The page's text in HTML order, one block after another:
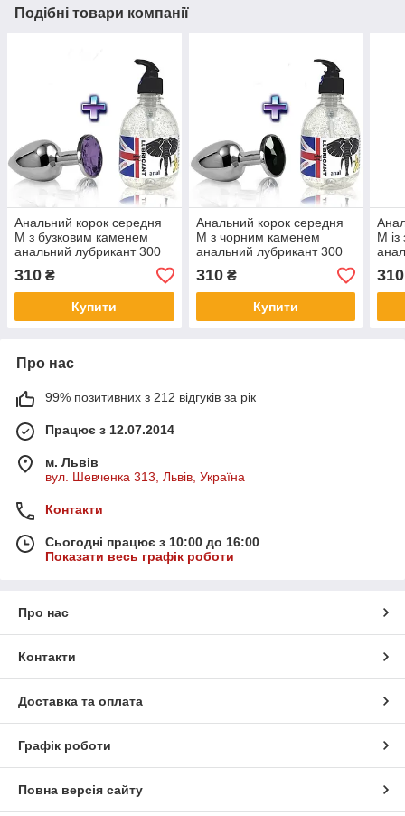
Подібні товари компанії
Анальний корок середня
M з бузковим каменем
анальний лубрикант 300
310 ₴
Купити
Анальний корок середня
M з чорним каменем
анальний лубрикант 300
310₴
Купити
M
310
Про нас
99% позитивних з 212 відгуків за рік
Працює з 12.07.2014
м. Львів
вул. Шевченка 313, Львів, Україна
Контакти
Сьогодні працює з 10:00 до 16:00
Показати весь графік роботи
Про нас
Контакти
Доставка та оплата
Графік роботи
Повна версія сайту